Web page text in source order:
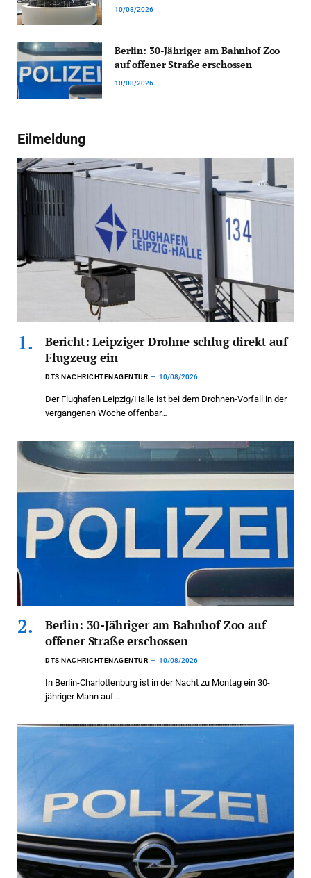
10/08/2026
Berlin: 30-Jähriger am Bahnhof Zoo
auf offener Straße erschossen
10/08/2026
Eilmeldung
Bericht: Leipziger Drohne schlug direkt auf
Flugzeug ein
DTS NACHRICHTENAGENTUR 10/08/2026
Der Flughafen Leipzig/Halle ist bei dem Drohnen-Vorfall in der
vergangenen Woche offenbar…
Berlin: 30-Jähriger am Bahnhof Zoo auf
offener Straße erschossen
DTS NACHRICHTENAGENTUR 10/08/2026
In Berlin-Charlottenburg ist in der Nacht zu Montag ein 30-
jähriger Mann auf…